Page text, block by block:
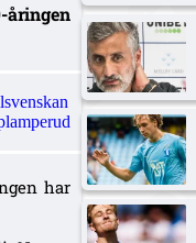
åringen
har